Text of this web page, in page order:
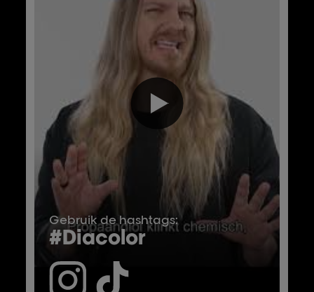
Gebruik de hashtags:
#Diacolor